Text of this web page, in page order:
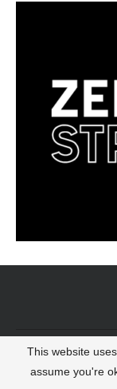
© 2022
This website
assume you're